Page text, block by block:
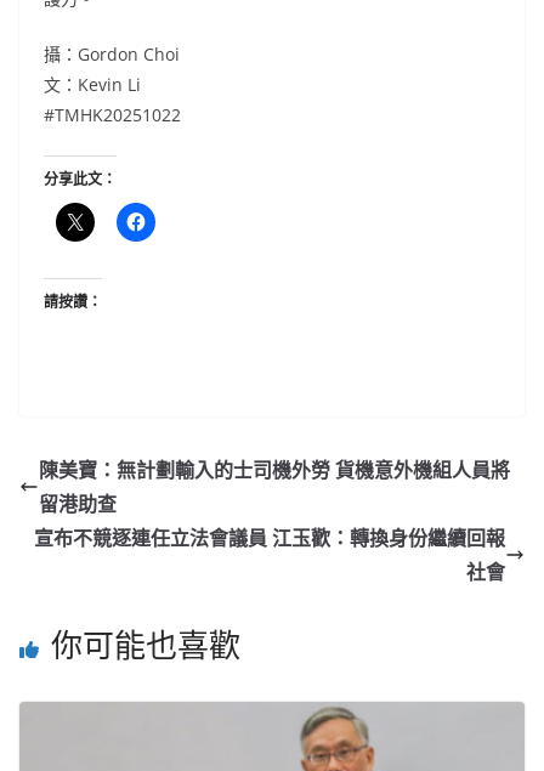
攝：Gordon Choi
文：Kevin Li
#TMHK20251022
分享此文：
請按讚：
陳美寶：無計劃輸入的士司機外勞 貨機意外機組人員將
留港助查
宣布不競逐連任立法會議員 江玉歡：轉換身份繼續回報
社會
你可能也喜歡